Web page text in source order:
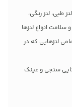
طبی، لنز رنگی،
انواع لنزها
لنزهایی که در
بین نیایش 4 و 6، بینایی سنجی و عینک